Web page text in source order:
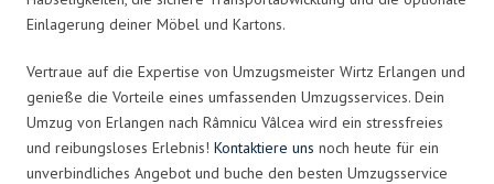
Einlagerung deiner Möbel und Kartons.
Vertraue auf die Expertise von Umzugsmeister Wirtz Erlangen und
genieße die Vorteile eines umfassenden Umzugsservices. Dein
Umzug von Erlangen nach Râmnicu Vâlcea wird ein stressfreies
und reibungsloses Erlebnis! Kontaktiere uns noch heute für ein
unverbindliches Angebot und buche den besten Umzugsservice